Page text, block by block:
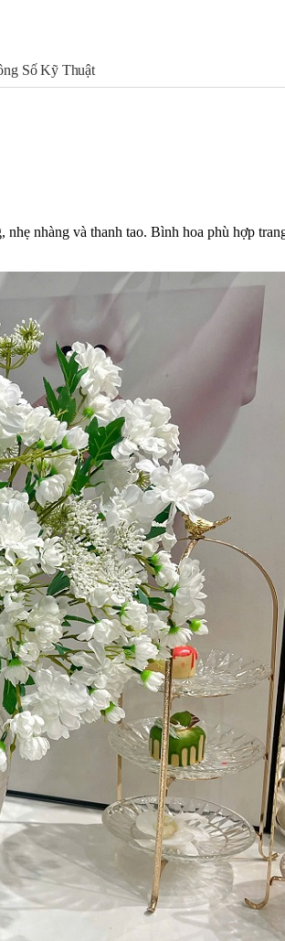
Số Kỹ Thuật
nhàng và thanh tao. Bình hoa phù hợp